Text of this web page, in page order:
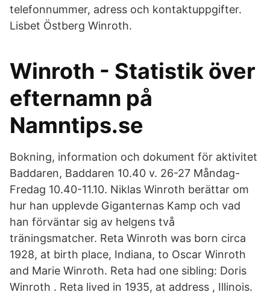
telefonnummer, adress och kontaktuppgifter.
Lisbet Östberg Winroth.
Winroth - Statistik över
efternamn på
Namntips.se
Bokning, information och dokument för aktivitet
Baddaren, Baddaren 10.40 v. 26-27 Måndag-
Fredag 10.40-11.10. Niklas Winroth berättar om
hur han upplevde Giganternas Kamp och vad
han förväntar sig av helgens två
träningsmatcher. Reta Winroth was born circa
1928, at birth place, Indiana, to Oscar Winroth
and Marie Winroth. Reta had one sibling: Doris
Winroth . Reta lived in 1935, at address , Illinois.